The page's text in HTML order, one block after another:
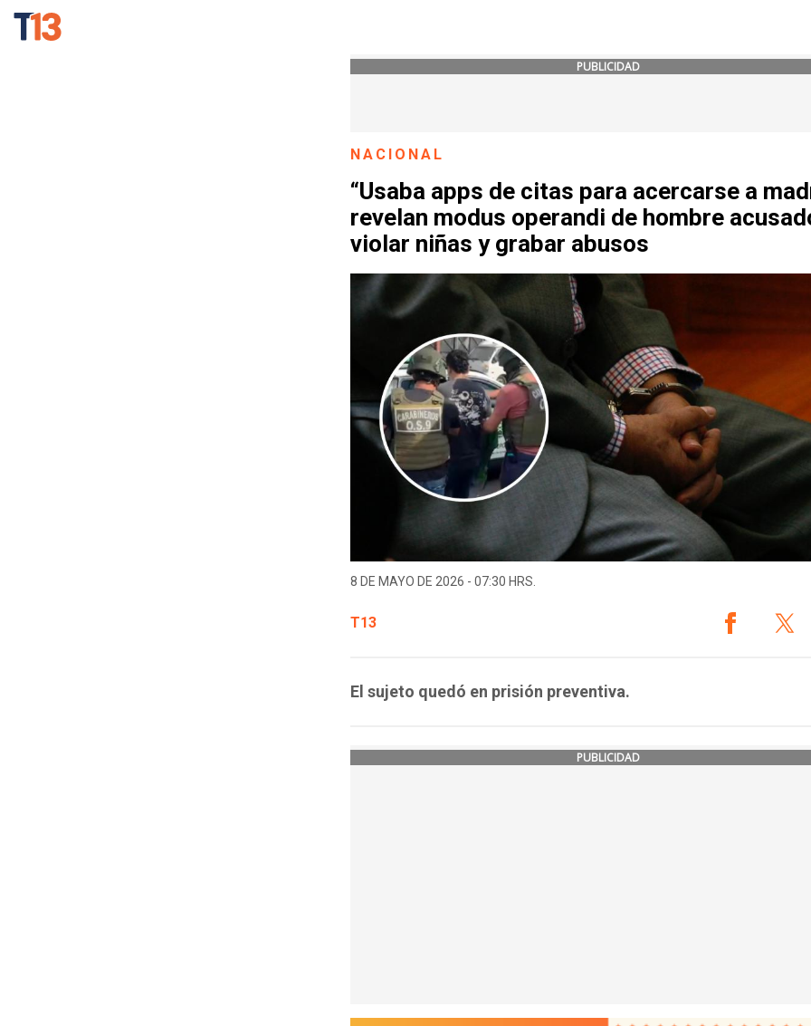
PUBLICIDAD
NACIONAL
“Usaba apps de citas para acercarse a
revelan modus operandi de hombre
violar niñas y grabar abusos
8 DE MAYO DE 2026 - 07:30 HRS.
T13
El sujeto quedó en prisión preventiva.
PUBLICIDAD